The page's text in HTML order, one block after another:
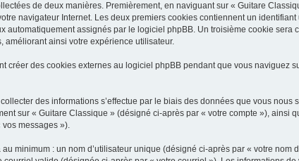
de deux manières. Premièrement, en naviguant sur « Guitare
navigateur Internet. Les deux premiers cookies contiennent un
automatiquement assignés par le logiciel phpBB. Un troisième cookie
améliorant ainsi votre expérience utilisateur.
créer des cookies externes au logiciel phpBB pendant que vous
des informations s’effectue par le biais des données que vous
sur « Guitare Classique » (désigné ci-après par « votre compte »),
messages »).
minimum : un nom d’utilisateur unique (désigné ci-après par « votre